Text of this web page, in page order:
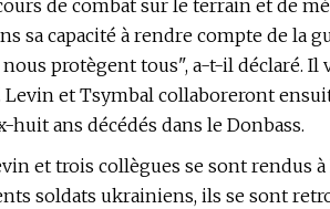
de combat sur le terrain et de
sa capacité à rendre compte de la
protègent tous", a-t-il déclaré. Il
et Tsymbal collaboreront
ans décédés dans le Donbass.
et trois collègues se sont rendus
soldats ukrainiens, ils se sont